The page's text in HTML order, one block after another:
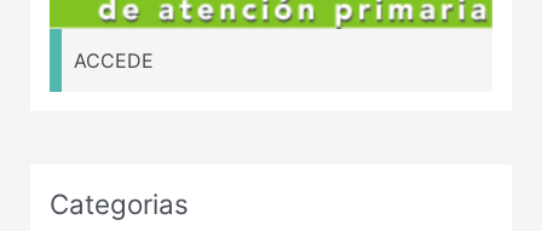
ACCEDE
Categorias